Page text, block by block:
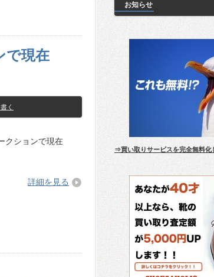
で現在
く
クションで現在
詳細を見る
お知らせ
⇒買い取りサービスを完全無料化